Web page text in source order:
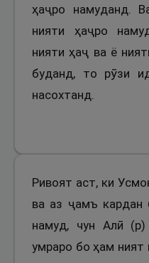
ҳаҷро намуданд.
нияти ҳаҷро
нияти ҳаҷ ва ё
буданд, то рӯзи
насохтанд.
Ривоят аст, ки
ва аз ҷамъ кардан
намуд, чун Алӣ
умраро бо ҳам ният